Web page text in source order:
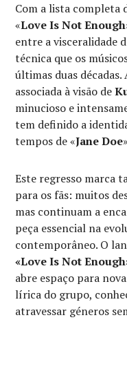
Com a lista completa
«Love Is Not Enough
entre a visceralidade
técnica que os
últimas duas
associada à visão de
minucioso e
tem definido a
tempos de «Jane Doe
Este regresso marca
para os fãs: muitos
mas continuam a
peça essencial na
contemporâneo. O
«Love Is Not
abre espaço para
lírica do grupo,
atravessar géneros